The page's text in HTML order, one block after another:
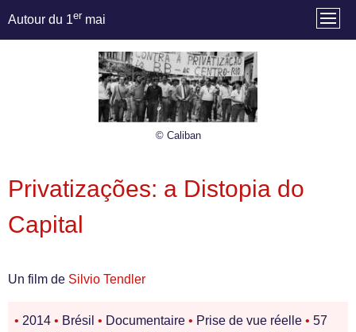
Autour du 1er mai
© Caliban
Privatizações: a Distopia do
Capital
Un film de Silvio Tendler
• 2014 • Brésil • Documentaire • Prise de vue réelle • 57